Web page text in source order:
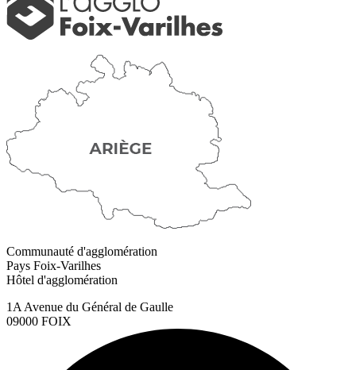
site
Communauté d'agglomération
Pays Foix-Varilhes
Hôtel d'agglomération
1A Avenue du Général de Gaulle
09000 FOIX